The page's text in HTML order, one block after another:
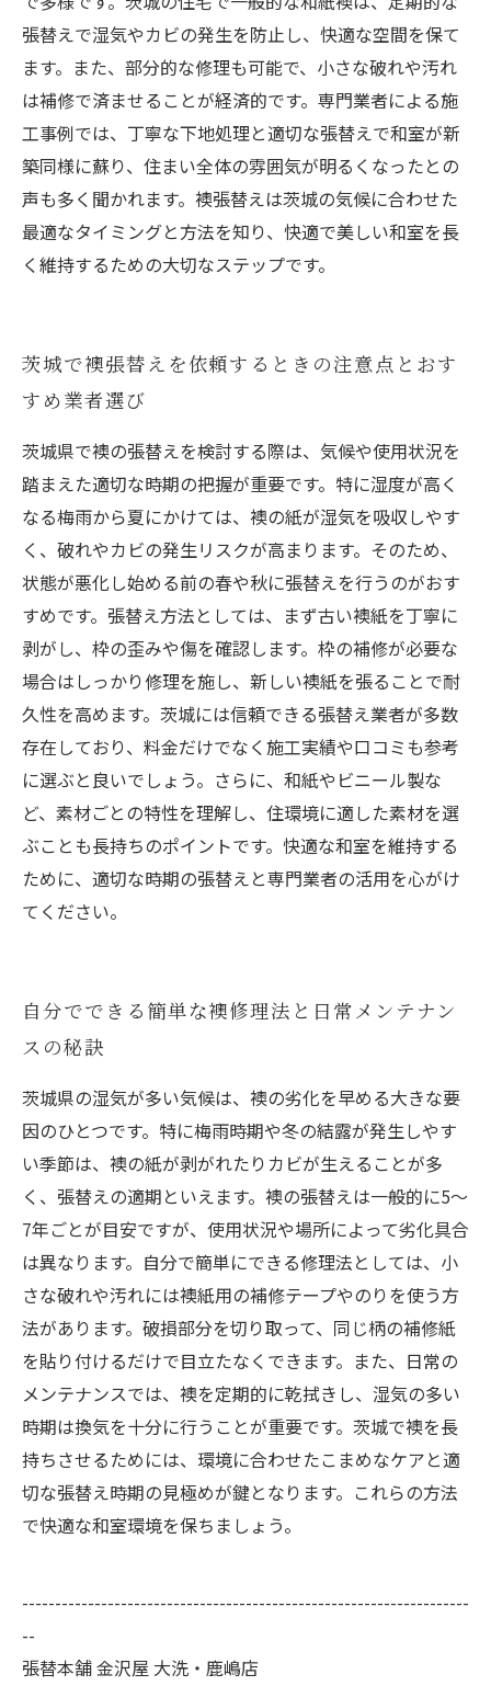
張替えで湿気やカビの発生を防止し、快適な空間を保て
ます。また、部分的な修理も可能で、小さな破れや汚れ
は補修で済ませることが経済的です。専門業者による施
工事例では、丁寧な下地処理と適切な張替えで和室が新
築同様に蘇り、住まい全体の雰囲気が明るくなったとの
声も多く聞かれます。襖張替えは茨城の気候に合わせた
最適なタイミングと方法を知り、快適で美しい和室を長
く維持するための大切なステップです。
茨城で襖張替えを依頼するときの注意点とおす
すめ業者選び
茨城県で襖の張替えを検討する際は、気候や使用状況を
踏まえた適切な時期の把握が重要です。特に湿度が高く
なる梅雨から夏にかけては、襖の紙が湿気を吸収しやす
く、破れやカビの発生リスクが高まります。そのため、
状態が悪化し始める前の春や秋に張替えを行うのがおす
すめです。張替え方法としては、まず古い襖紙を丁寧に
剥がし、枠の歪みや傷を確認します。枠の補修が必要な
場合はしっかり修理を施し、新しい襖紙を張ることで耐
久性を高めます。茨城には信頼できる張替え業者が多数
存在しており、料金だけでなく施工実績や口コミも参考
に選ぶと良いでしょう。さらに、和紙やビニール製な
ど、素材ごとの特性を理解し、住環境に適した素材を選
ぶことも長持ちのポイントです。快適な和室を維持する
ために、適切な時期の張替えと専門業者の活用を心がけ
てください。
自分でできる簡単な襖修理法と日常メンテナン
スの秘訣
茨城県の湿気が多い気候は、襖の劣化を早める大きな要
因のひとつです。特に梅雨時期や冬の結露が発生しやす
い季節は、襖の紙が剥がれたりカビが生えることが多
く、張替えの適期といえます。襖の張替えは一般的に5〜
7年ごとが目安ですが、使用状況や場所によって劣化具合
は異なります。自分で簡単にできる修理法としては、小
さな破れや汚れには襖紙用の補修テープやのりを使う方
法があります。破損部分を切り取って、同じ柄の補修紙
を貼り付けるだけで目立たなくできます。また、日常の
メンテナンスでは、襖を定期的に乾拭きし、湿気の多い
時期は換気を十分に行うことが重要です。茨城で襖を長
持ちさせるためには、環境に合わせたこまめなケアと適
切な張替え時期の見極めが鍵となります。これらの方法
で快適な和室環境を保ちましょう。
--------------------------------------------------------------------
--
張替本舗 金沢屋 大洗・鹿嶋店